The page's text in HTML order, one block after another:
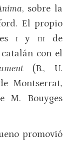
, sobre la
El propio
i y iii de
con el
(B., U.
Montserrat,
M. Bouyges
promovió